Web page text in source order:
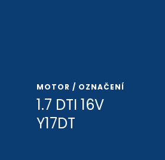
MOTOR / OZNAČENÍ
1.7 DTI 16V
Y17DT